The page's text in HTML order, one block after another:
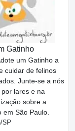
Gatinho
um Gatinho a
cuidar de felinos
Junte-se a nós
lares e na
sobre a
em São Paulo.
SP